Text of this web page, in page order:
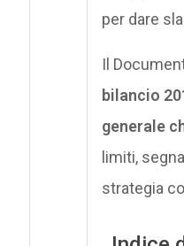
per dare
Il
bilancio
generale
limiti,
strategia